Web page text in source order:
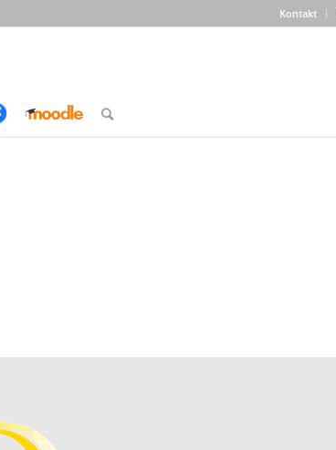
Kontakt